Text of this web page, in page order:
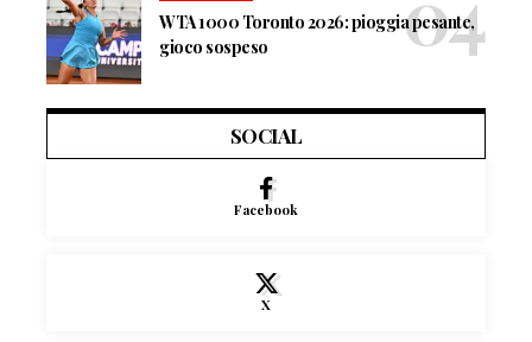
WTA 1000 Toronto 2026: pioggia pesante,
gioco sospeso
SOCIAL
Facebook
X